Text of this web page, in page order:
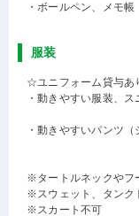
・ボールペン、メモ帳
服装
☆ユニフォーム貸与
・動きやすい服装、ス
・動きやすいパンツ
※タートルネックやフ
※スウェット、タンク
※スカート不可